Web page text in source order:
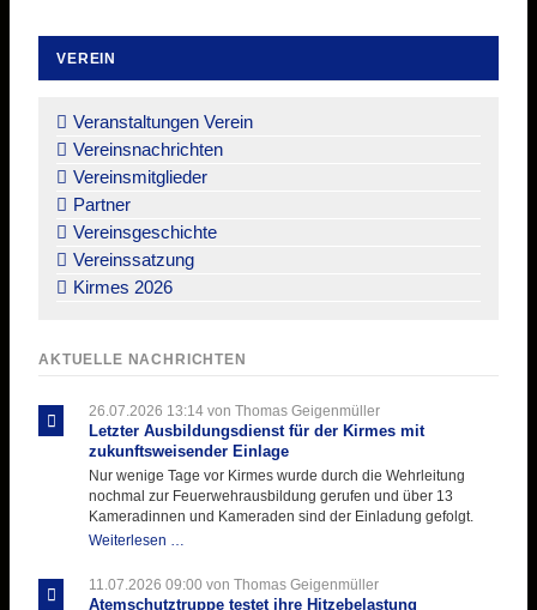
VEREIN
überspringen
Veranstaltungen Verein
Vereinsnachrichten
Vereinsmitglieder
Partner
Vereinsgeschichte
Vereinssatzung
Kirmes 2026
AKTUELLE NACHRICHTEN
26.07.2026 13:14von Thomas Geigenmüller
Letzter Ausbildungsdienst für der Kirmes mit
zukunftsweisender Einlage
Nur wenige Tage vor Kirmes wurde durch die Wehrleitung
nochmal zur Feuerwehrausbildung gerufen und über 13
Kameradinnen und Kameraden sind der Einladung gefolgt.
Weiterlesen …
für
der
11.07.2026 09:00 von Thomas Geigenmüller
Atemschutztruppe testet ihre Hitzebelastung